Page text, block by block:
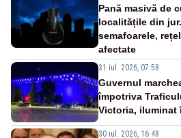
Pană masivă de
localitățile din
semafoarele,
afectate
31 iul. 2026, 07:58
Guvernul
împotriva
Victoria, iluminat
30 iul. 2026, 16:48